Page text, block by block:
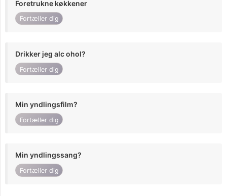
Foretrukne køkkener
Fortæller dig
Drikker jeg alc ohol?
Fortæller dig
Min yndlingsfilm?
Fortæller dig
Min yndlingssang?
Fortæller dig